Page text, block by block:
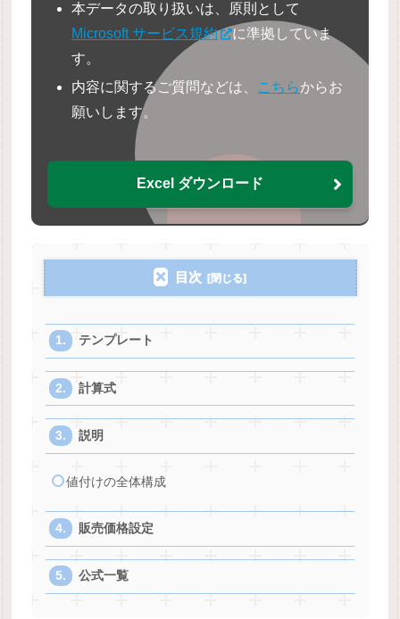
本データの取り扱いは、原則として
Microsoft サービス規約
に準拠していま
す。
内容に関するご質問などは、 こちらからお
願いします。
Excel ダウンロード
目次
テンプレート
計算式
説明
値付けの全体構成
販売価格設定
公式一覧